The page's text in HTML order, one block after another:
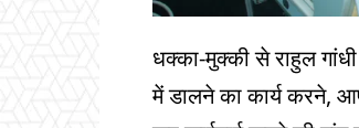
धक्‍का-मुक्‍की से राहुल
में डालने का कार्य करने,